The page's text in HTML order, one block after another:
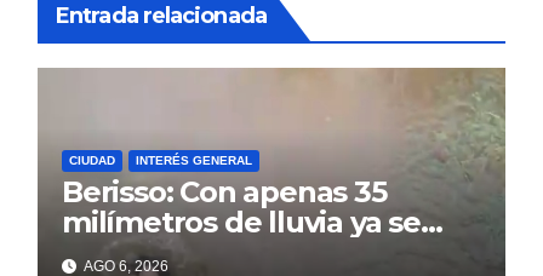
Entrada relacionada
CIUDAD INTERÉS GENERAL
Berisso: Con apenas 35
milímetros de lluvia ya se
sienten los problemas
AGO 6, 2026